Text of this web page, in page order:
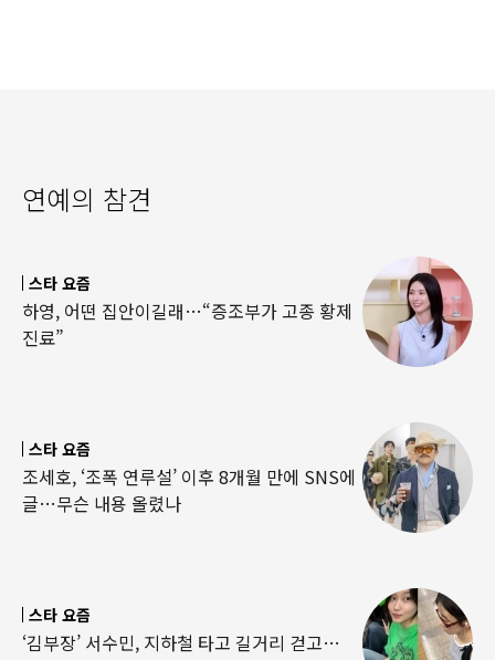
연예의 참견
스타 요즘
하영, 어떤 집안이길래…“증조부가 고종 황제
진료”
스타 요즘
조세호, ‘조폭 연루설’ 이후 8개월 만에 SNS에
글…무슨 내용 올렸나
스타 요즘
‘김부장’ 서수민, 지하철 타고 길거리 걷고…